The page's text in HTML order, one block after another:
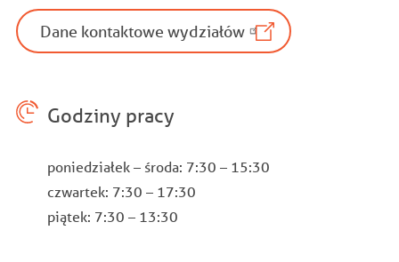
Dane kontaktowe wydziałów
Godziny pracy
poniedziałek – środa: 7:30 – 15:30
czwartek: 7:30 – 17:30
piątek: 7:30 – 13:30